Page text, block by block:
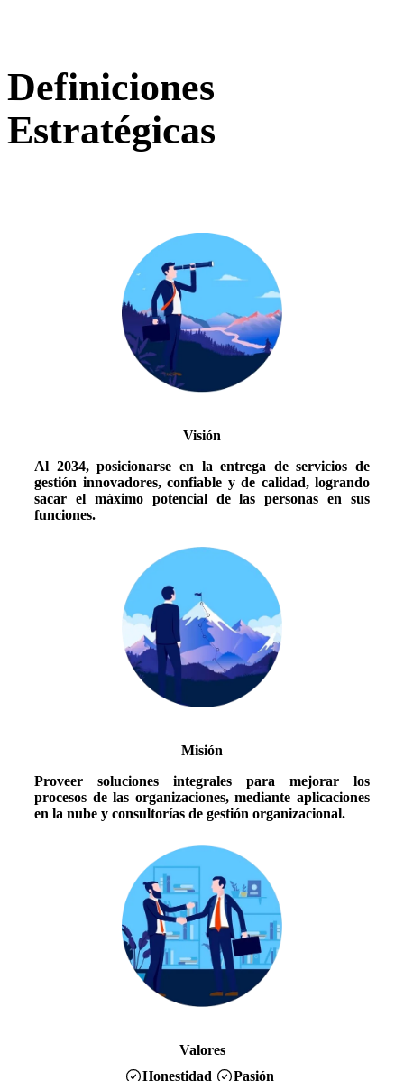
Definiciones
Estratégicas
Visión
Al 2034, posicionarse en la entrega de servicios de
gestión innovadores, confiable y de calidad, logrando
sacar el máximo potencial de las personas en sus
funciones.
Misión
Proveer soluciones integrales para mejorar los
procesos de las organizaciones, mediante aplicaciones
en la nube y consultorías de gestión organizacional.
Valores
Honestidad
Pasión